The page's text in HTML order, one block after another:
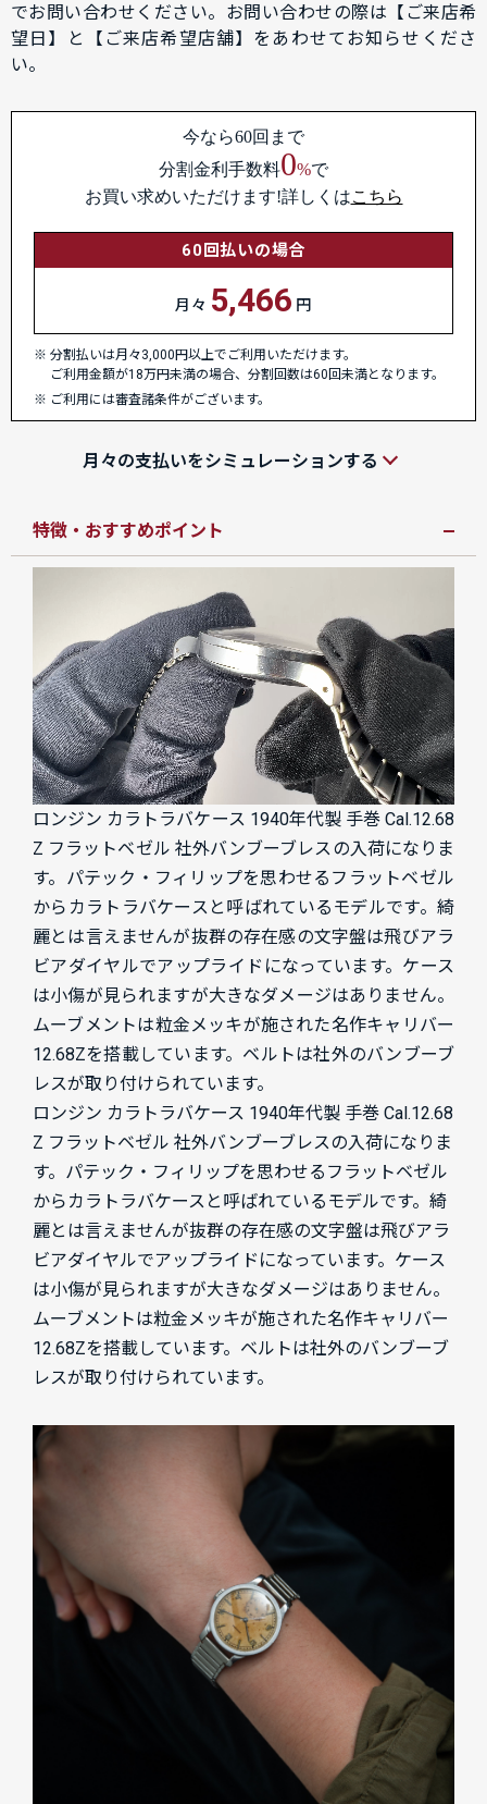
でお問い合わせください。お問い合わせの際は【ご来店希
望日】と【ご来店希望店舗】をあわせてお知らせくださ
い。
今なら60回まで
分割金利手数料0%で
お買い求めいただけます!詳しくはこちら
60回払いの場合
月々 5,466 円
分割払いは月々3,000円以上でご利用いただけます。
ご利用金額が18万円未満の場合、分割回数は60回未満となります。
ご利用には審査諸条件がございます。
月々の支払いをシミュレーションする
特徴・おすすめポイント
ロンジン カラトラバケース 1940年代製 手巻 Cal.12.68
Z フラットベゼル 社外バンブーブレスの入荷になりま
す。パテック・フィリップを思わせるフラットベゼル
からカラトラバケースと呼ばれているモデルです。綺
麗とは言えませんが抜群の存在感の文字盤は飛びアラ
ビアダイヤルでアップライドになっています。ケース
は小傷が見られますが大きなダメージはありません。
ムーブメントは粒金メッキが施された名作キャリバー
12.68Zを搭載しています。ベルトは社外のバンブーブ
レスが取り付けられています。
ロンジン カラトラバケース 1940年代製 手巻 Cal.12.68
Z フラットベゼル 社外バンブーブレスの入荷になりま
す。パテック・フィリップを思わせるフラットベゼル
からカラトラバケースと呼ばれているモデルです。綺
麗とは言えませんが抜群の存在感の文字盤は飛びアラ
ビアダイヤルでアップライドになっています。ケース
は小傷が見られますが大きなダメージはありません。
ムーブメントは粒金メッキが施された名作キャリバー
12.68Zを搭載しています。ベルトは社外のバンブーブ
レスが取り付けられています。